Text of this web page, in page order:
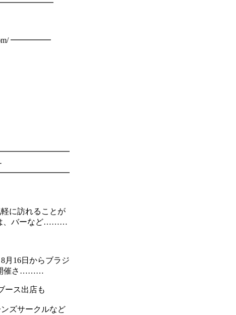
━━━━━
に訪れることが
は、バーなど………
月16日からブラジ
開催さ………
ース出店も
ズサークルなど